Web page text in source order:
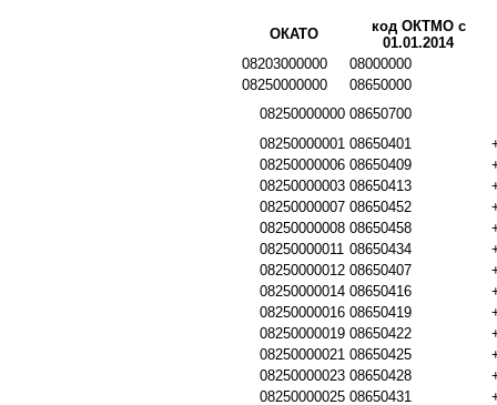
ОКАТО
код ОКТМО с
01.01.2014
08203000000
08000000
08250000000
08650000
08250000000 08650700
08250000001 08650401
08250000006 08650409
08250000003 08650413
08250000007 08650452
08250000008 08650458
08250000011 08650434
08250000012 08650407
08250000014 08650416
08250000016 08650419
08250000019 08650422
08250000021 08650425
08250000023 08650428
08250000025 08650431